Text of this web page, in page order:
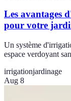
Les avantages
pour votre
Un système
espace verdoyant
irrigationjardinage
Aug 8